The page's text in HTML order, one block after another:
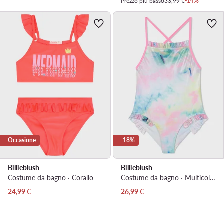
Occasione
Billieblush
Costume da bagno · Corallo
Prezzo attuale
24,99€
-18%
Billieblush
Costume da bagno · Multicolore
Prezzo attuale
26,99€